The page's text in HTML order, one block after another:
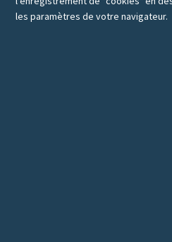
les paramètres de votre navigateur.